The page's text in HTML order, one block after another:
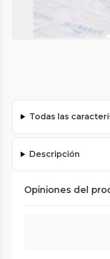
Todas las
Descripción
Opiniones del